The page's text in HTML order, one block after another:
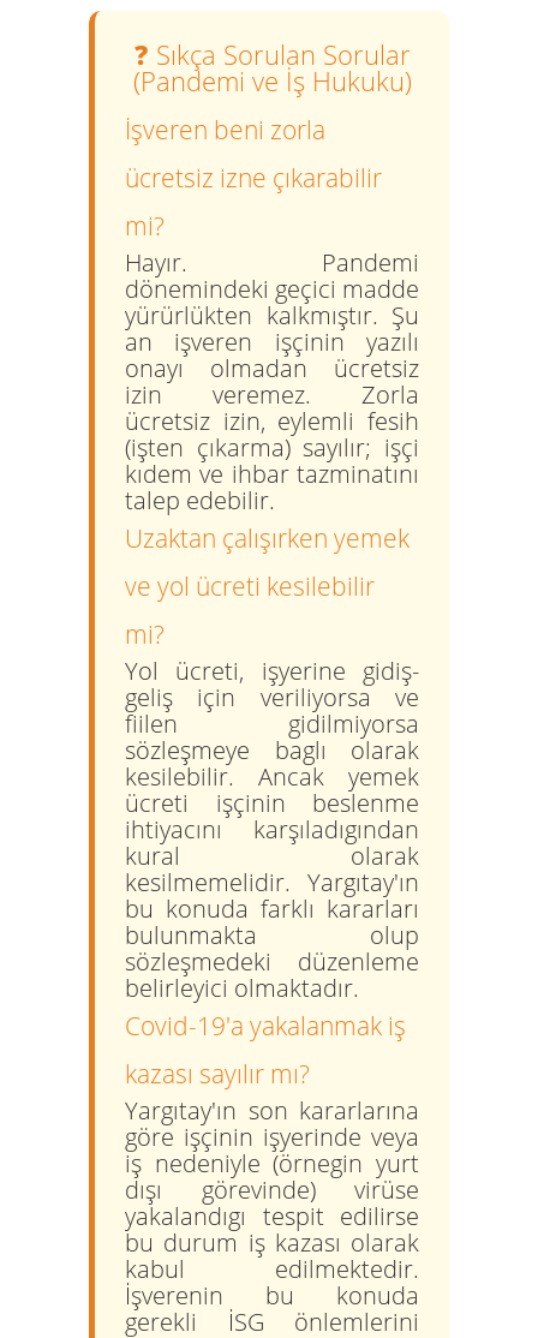
❓ Sıkça Sorulan Sorular
(Pandemi ve İş Hukuku)
İşveren beni zorla
ücretsiz izne çıkarabilir
mi?
Hayır. Pandemi
dönemindeki geçici madde
yürürlükten kalkmıştır. Şu
an işveren işçinin yazılı
onayı olmadan ücretsiz
izin veremez. Zorla
ücretsiz izin, eylemli fesih
(işten çıkarma) sayılır; işçi
kıdem ve ihbar tazminatını
talep edebilir.
Uzaktan çalışırken yemek
ve yol ücreti kesilebilir
mi?
Yol ücreti, işyerine gidiş-
geliş için veriliyorsa ve
fiilen gidilmiyorsa
sözleşmeye baglı olarak
kesilebilir. Ancak yemek
ücreti işçinin beslenme
ihtiyacını karşıladıgından
kural olarak
kesilmemelidir. Yargıtay'ın
bu konuda farklı kararları
bulunmakta olup
sözleşmedeki düzenleme
belirleyici olmaktadır.
Covid-19'a yakalanmak iş
kazası sayılır mı?
Yargıtay'ın son kararlarına
göre işçinin işyerinde veya
iş nedeniyle (örnegin yurt
dışı görevinde) virüse
yakalandıgı tespit edilirse
bu durum iş kazası olarak
kabul edilmektedir.
İşverenin bu konuda
gerekli İSG önlemlerini